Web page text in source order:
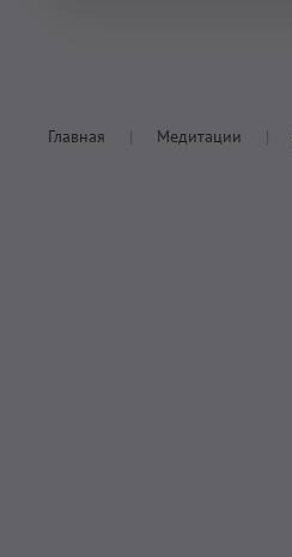
Главная Медитации